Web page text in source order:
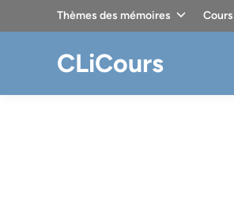
Thèmes des mémoires
CLiCours